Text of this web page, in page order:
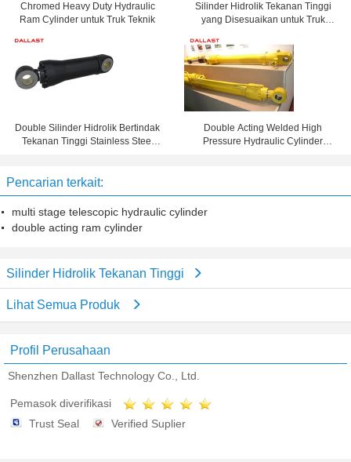
Chromed Heavy Duty Hydraulic
Ram Cylinder untuk Truk Teknik
Silinder Hidrolik Tekanan Tinggi
yang Disesuaikan untuk Truk
Double Silinder Hidrolik Bertindak
Tekanan Tinggi Stainless Steel
Double Acting Welded High
Pressure Hydraulic Cylinder
Pencarian terkait:
multi stage telescopic hydraulic cylinder
double acting ram cylinder
Silinder Hidrolik Tekanan Tinggi
Lihat Semua Produk
Profil Perusahaan
Shenzhen Dallast Technology Co., Ltd.
Pemasok diverifikasi
Trust Seal
Verified Suplier